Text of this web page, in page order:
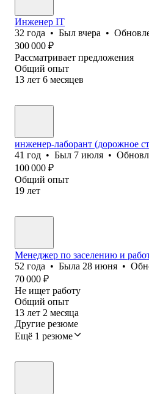
Инженер IT
32 года • Был вчера •
300 000 ₽
Рассматривает предложения
Общий опыт
13 лет 6 месяцев
инженер-лаборант (дорожное
41 год • Был 7 июля •
100 000 ₽
Общий опыт
19 лет
Менеджер по заселению и
52 года • Была 28 июня •
70 000 ₽
Не ищет работу
Общий опыт
13 лет 2 месяца
Другие резюме
Ещё 1 резюме